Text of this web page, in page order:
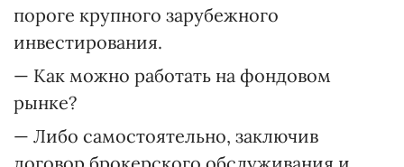
пороге крупного зарубежного
инвестирования.
— Как можно работать на фондовом
рынке?
— Либо самостоятельно, заключив